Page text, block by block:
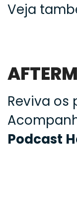
Veja
Reviva os
Podcast